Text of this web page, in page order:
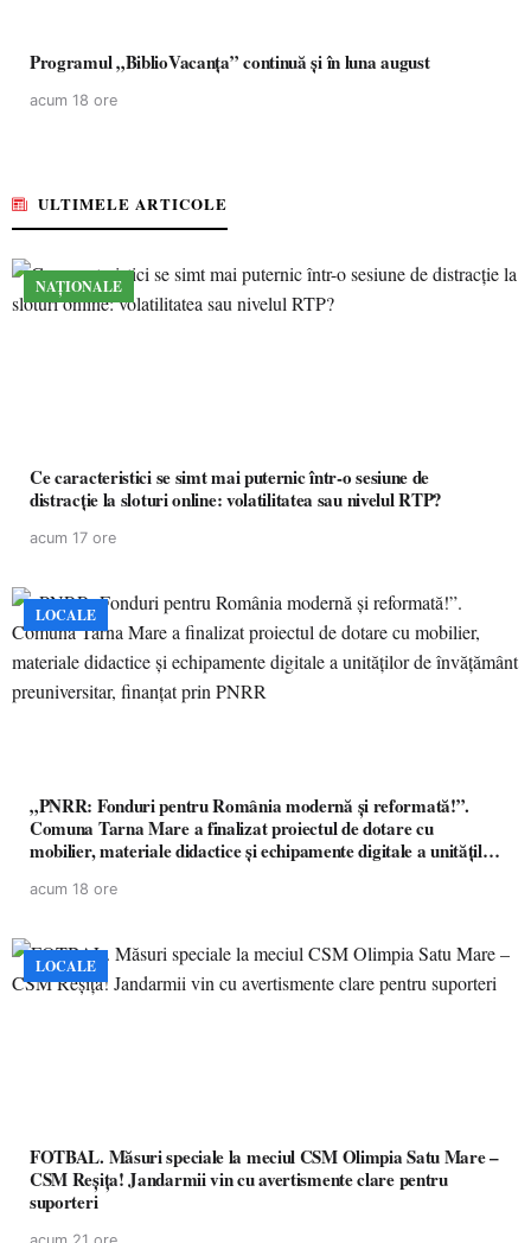
Programul „BiblioVacanța” continuă și în luna august
acum 18 ore
ULTIMELE ARTICOLE
NAȚIONALE
Ce caracteristici se simt mai puternic într-o sesiune de
distracție la sloturi online: volatilitatea sau nivelul RTP?
acum 17 ore
LOCALE
„PNRR: Fonduri pentru România modernă și reformată!”.
Comuna Tarna Mare a finalizat proiectul de dotare cu
mobilier, materiale didactice și echipamente digitale a unităților
acum 18 ore
LOCALE
FOTBAL. Măsuri speciale la meciul CSM Olimpia Satu Mare –
CSM Reșița! Jandarmii vin cu avertismente clare pentru
suporteri